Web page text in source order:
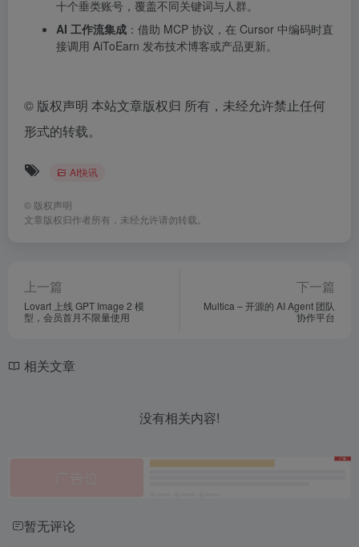
十个垂类账号，覆盖不同关键词与人群。
AI 工作流集成 ：借助 MCP 协议，在 Cursor 中编码时直
接调用 AiToEarn 发布技术博客或产品更新。
© 版权声明 本站文章版权归 所有，未经允许禁止任何
形式的转载。
AI快讯
© 版权声明
文章版权归作者所有，未经允许请勿转载。
上一篇
Lovart 上线 GPT Image 2 模
型，会员首月不限量使用
下一篇
Multica – 开源的 AI Agent 团队
协作平台
相关文章
没有相关内容!
暂无评论